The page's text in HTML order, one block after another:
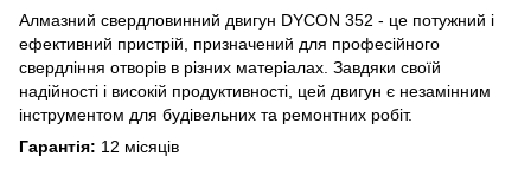
Алмазний свердловинний двигун DYCON 352 - це потужний і
ефективний пристрій, призначений для професійного
свердління отворів в різних матеріалах. Завдяки своїй
надійності і високій продуктивності, цей двигун є незамінним
інструментом для будівельних та ремонтних робіт.
Гарантія: 12 місяців